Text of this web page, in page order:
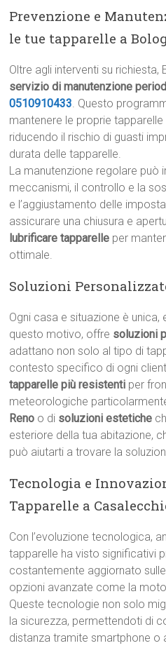
Prevenzione e
le tue tapparelle a
Oltre agli interventi su richiesta,
servizio di manutenzione
0510910433. Questo
mantenere le proprie
riducendo il rischio di guasti
durata delle tapparelle.
La manutenzione regolare può
meccanismi, il controllo e la
e l’aggiustamento delle
assicurare una chiusura e
lubrificare tapparelle per
ottimale.
Soluzioni
Ogni casa e situazione è unica,
questo motivo, offre soluzioni
adattano non solo al tipo di
contesto specifico di ogni
tapparelle più resistenti per
meteorologiche
Reno o di soluzioni estetiche
esteriore della tua abitazione,
può aiutarti a trovare la
Tecnologia e
Tapparelle a
Con l’evoluzione tecnologica,
tapparelle ha visto significativi
costantemente aggiornato
opzioni avanzate come la
Queste tecnologie non solo
la sicurezza, permettendoti di
distanza tramite smartphone o